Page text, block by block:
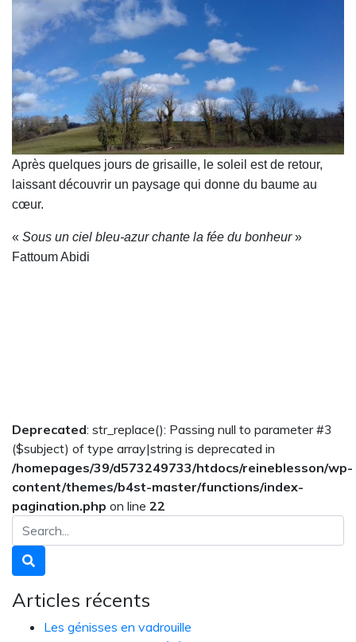
Après quelques jours de grisaille, le soleil est de retour,
laissant découvrir un paysage qui donne du baume au
cœur.
« Sous un ciel bleu-azur chante la fée du bonheur»
Fattoum Abidi
Deprecated: str_replace(): Passing null to parameter #3
($subject) of type array|string is deprecated in
/homepages/39/d573249733/htdocs/reineblesson/wp-
content/themes/b4st-master/functions/index-
pagination.php on line 22
Articles récents
Les génisses en vadrouille